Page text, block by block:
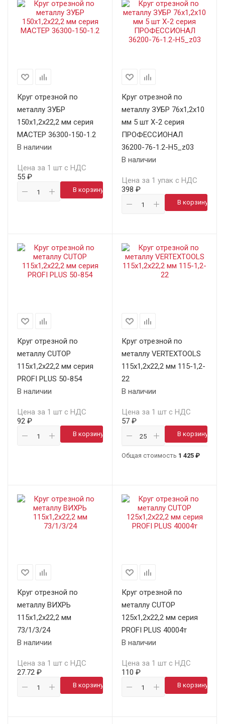
Круг отрезной по
металлу ЗУБР
150х1,2х22,2 мм серия
МАСТЕР 36300-150-1.2
В наличии
Цена за 1 шт с НДС
55 ₽
В корзину
Круг отрезной по
металлу ЗУБР 76х1,2х10
мм 5 шт X-2 серия
ПРОФЕССИОНАЛ
36200-76-1.2-H5_z03
В наличии
Цена за 1 упак с НДС
398 ₽
В корзину
Круг отрезной по
металлу CUTOP
115х1,2х22,2 мм серия
PROFI PLUS 50-854
В наличии
Цена за 1 шт с НДС
92 ₽
В корзину
Круг отрезной по
металлу VERTEXTOOLS
115х1,2х22,2 мм 115-1,2-
22
В наличии
Цена за 1 шт с НДС
57 ₽
В корзину
Общая стоимость 1 425 ₽
Круг отрезной по
металлу ВИХРЬ
115х1,2х22,2 мм
73/1/3/24
В наличии
Цена за 1 шт с НДС
27.72 ₽
В корзину
Круг отрезной по
металлу CUTOP
125х1,2х22,2 мм серия
PROFI PLUS 40004т
В наличии
Цена за 1 шт с НДС
110 ₽
В корзину